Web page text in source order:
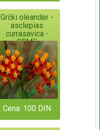
Grčki oleander -
asclepias
currasavica -
SEME
Cena: 100 DIN